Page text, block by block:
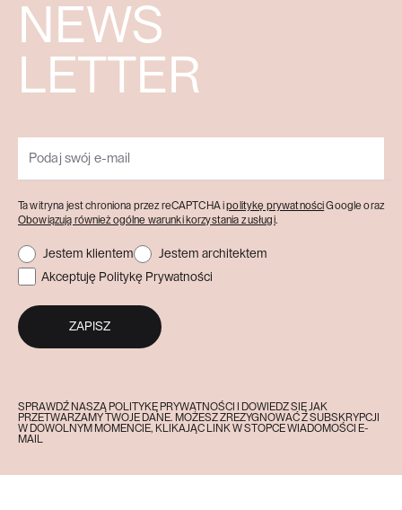
Ta witryna jest chroniona przez reCAPTCHA ipolitykę prywatnościGoogle oraz
Obowiązują również ogólne warunki korzystania z usługi.
Jestem klientem
Jestem architektem
Akceptuję Politykę Prywatności
ZAPISZ
SPRAWDŹ NASZĄ POLITYKĘ PRYWATNOŚCI I DOWIEDZ SIĘ JAK
PRZETWARZAMY TWOJE DANE. MOŻESZ ZREZYGNOWAĆ Z SUBSKRYPCJI
W DOWOLNYM MOMENCIE, KLIKAJĄC LINK W STOPCE WIADOMOŚCI E-
MAIL
NEWS
LETTER